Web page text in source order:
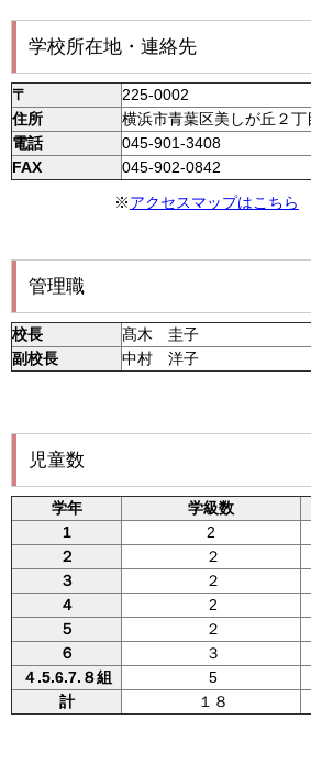
学校所在地・連絡先
〒
225-0002
住所
横浜市青葉区美しが丘２丁
電話
045-901-3408
FAX
045-902-0842
※アクセスマップはこちら
管理職
校長
髙木 圭子
副校長
中村 洋子
児童数
学年 学級数
1
2
２
２
３
２
４
2
５
２
６
３
４.5.6.7.８組
5
計
１８